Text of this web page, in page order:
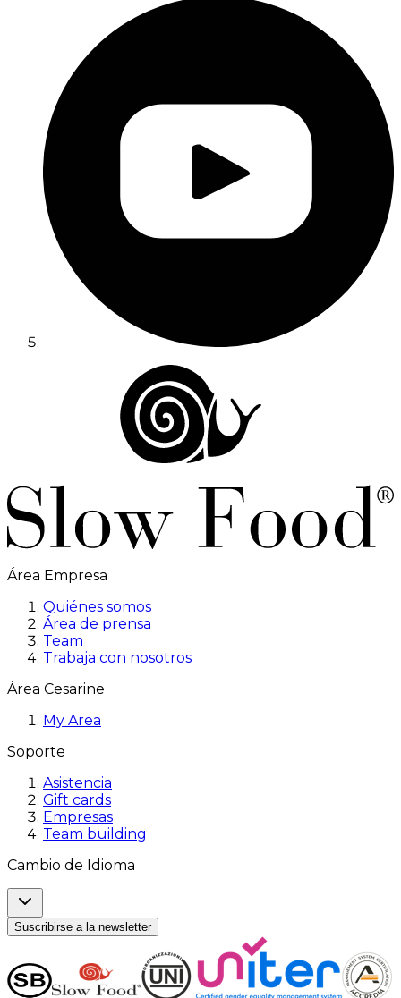
Área Empresa
Quiénes somos
Área de prensa
Team
Trabaja con nosotros
Área Cesarine
My Area
Soporte
Asistencia
Gift cards
Empresas
Team building
Cambio de Idioma
Suscribirse a la newsletter